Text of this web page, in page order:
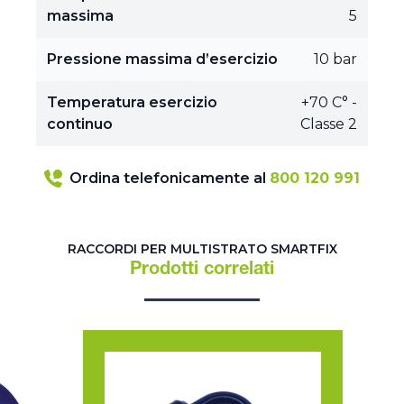
massima
5
Pressione massima d’esercizio 10 bar
Temperatura esercizio
continuo
+70 C° -
Classe 2
Ordina telefonicamente al 800 120 991
RACCORDI PER MULTISTRATO SMARTFIX
Prodotti correlati